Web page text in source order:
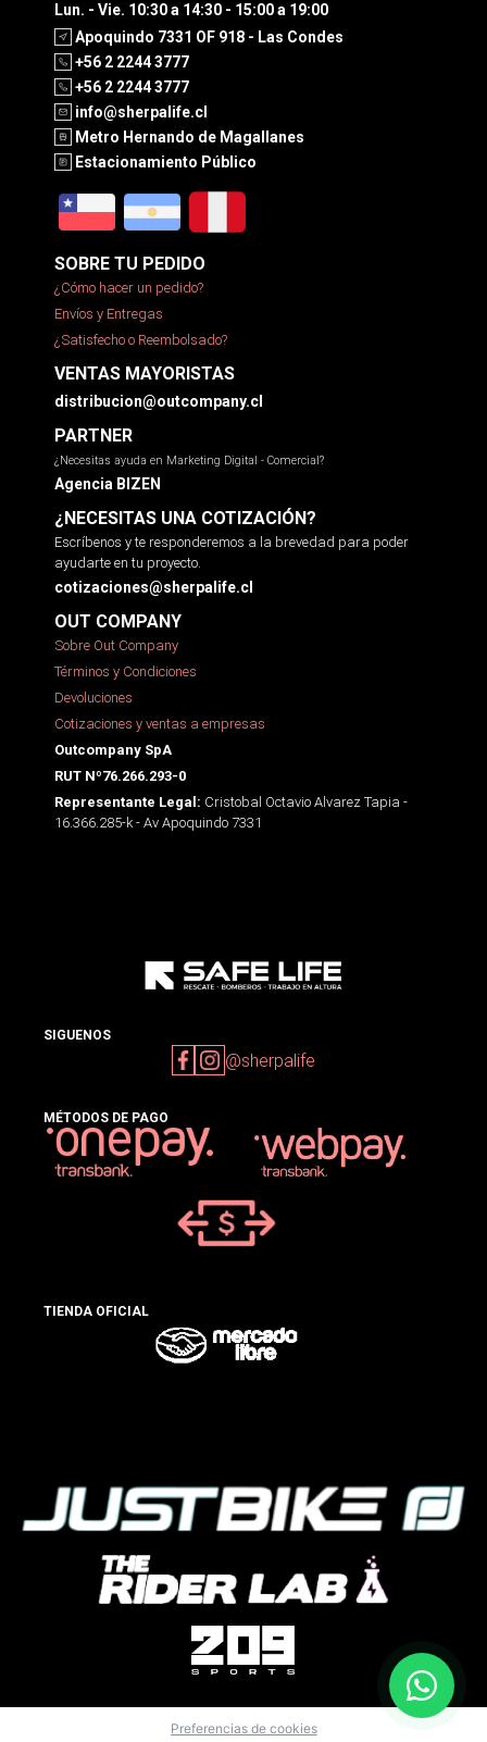
Lun. - Vie. 10:30 a 14:30 - 15:00 a 19:00
Apoquindo 7331 OF 918 - Las Condes
+56 2 2244 3777
+56 2 2244 3777
info@sherpalife.cl
Metro Hernando de Magallanes
Estacionamiento Público
SOBRE TU PEDIDO
¿Cómo hacer un pedido?
Envíos y Entregas
¿Satisfecho o Reembolsado?
VENTAS MAYORISTAS
distribucion@outcompany.cl
PARTNER
¿Necesitas ayuda en Marketing Digital - Comercial?
Agencia BIZEN
¿NECESITAS UNA COTIZACIÓN?
Escríbenos y te responderemos a la brevedad para poder
ayudarte en tu proyecto.
cotizaciones@sherpalife.cl
OUT COMPANY
Sobre Out Company
Términos y Condiciones
Devoluciones
Cotizaciones y ventas a empresas
Outcompany SpA
RUT Nº76.266.293-0
Representante Legal: Cristobal Octavio Alvarez Tapia -
16.366.285-k - Av Apoquindo 7331
SIGUENOS
@sherpalife
MÉTODOS DE PAGO
TIENDA OFICIAL
Preferencias de cookies